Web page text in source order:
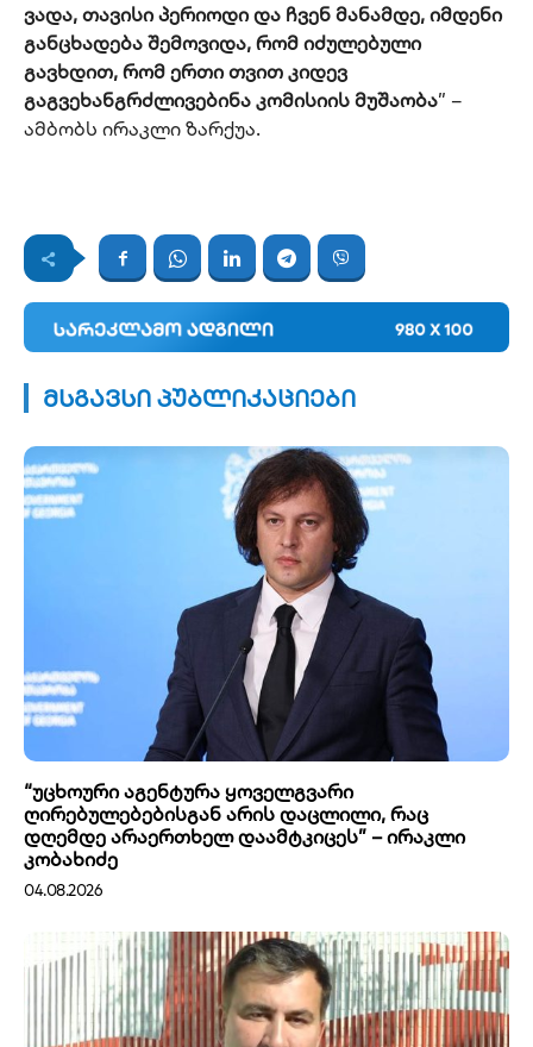
ვადა, თავისი პერიოდი და ჩვენ მანამდე, იმდენი
განცხადება შემოვიდა, რომ იძულებული
გავხდით, რომ ერთი თვით კიდევ
გაგვეხანგრძლივებინა კომისიის მუშაობა” –
ამბობს ირაკლი ზარქუა.
მსგავსი პუბლიკაციები
“უცხოური აგენტურა ყოველგვარი
ღირებულებებისგან არის დაცლილი, რაც
დღემდე არაერთხელ დაამტკიცეს” – ირაკლი
კობახიძე
04.08.2026